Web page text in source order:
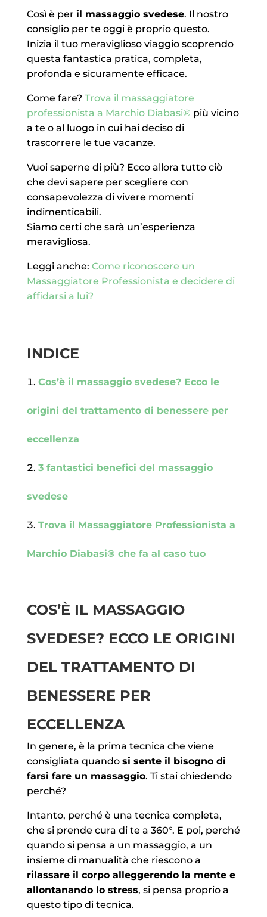
Così è per il massaggio svedese. Il nostro
consiglio per te oggi è proprio questo.
Inizia il tuo meraviglioso viaggio scoprendo
questa fantastica pratica, completa,
profonda e sicuramente efficace.
Come fare? Trova il massaggiatore
professionista a Marchio Diabasi® più vicino
a te o al luogo in cui hai deciso di
trascorrere le tue vacanze.
Vuoi saperne di più? Ecco allora tutto ciò
che devi sapere per scegliere con
consapevolezza di vivere momenti
indimenticabili.
Siamo certi che sarà un’esperienza
meravigliosa.
Leggi anche: Come riconoscere un
Massaggiatore Professionista e decidere di
affidarsi a lui?
INDICE
Cos’è il massaggio svedese? Ecco le
origini del trattamento di benessere per
eccellenza
3 fantastici benefici del massaggio
svedese
Trova il Massaggiatore Professionista a
Marchio Diabasi® che fa al caso tuo
COS’È IL MASSAGGIO
SVEDESE? ECCO LE ORIGINI
DEL TRATTAMENTO DI
BENESSERE PER
ECCELLENZA
In genere, è la prima tecnica che viene
consigliata quando si sente il bisogno di
farsi fare un massaggio. Ti stai chiedendo
perché?
Intanto, perché è una tecnica completa,
che si prende cura di te a 360°. E poi, perché
quando si pensa a un massaggio, a un
insieme di manualità che riescono a
rilassare il corpo alleggerendo la mente e
allontanando lo stress, si pensa proprio a
questo tipo di tecnica.